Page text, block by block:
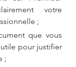
votre
;
que vous
pour justifier
;